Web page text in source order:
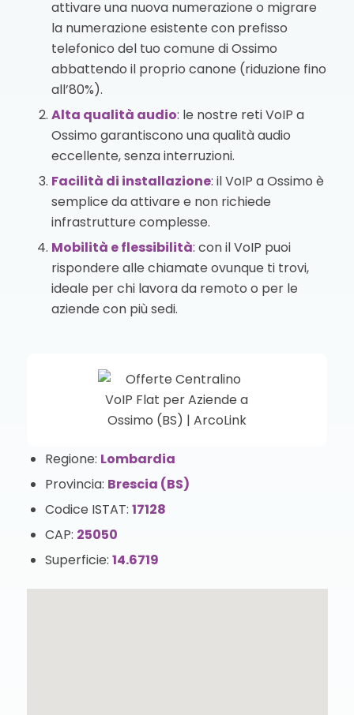
attivare una nuova numerazione o migrare
la numerazione esistente con prefisso
telefonico del tuo comune di Ossimo
abbattendo il proprio canone (riduzione fino
all’80%).
Alta qualità audio: le nostre reti VoIP a
Ossimo garantiscono una qualità audio
eccellente, senza interruzioni.
Facilità di installazione: il VoIP a Ossimo è
semplice da attivare e non richiede
infrastrutture complesse.
Mobilità e flessibilità: con il VoIP puoi
rispondere alle chiamate ovunque ti trovi,
ideale per chi lavora da remoto o per le
aziende con più sedi.
Regione: Lombardia
Provincia: Brescia (BS)
Codice ISTAT: 17128
CAP: 25050
Superficie: 14.6719